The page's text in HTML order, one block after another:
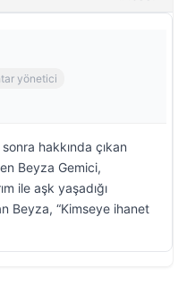
yönetici
hakkında çıkan
Beyza Gemici,
ile aşk yaşadığı
Beyza, “Kimseye ihanet